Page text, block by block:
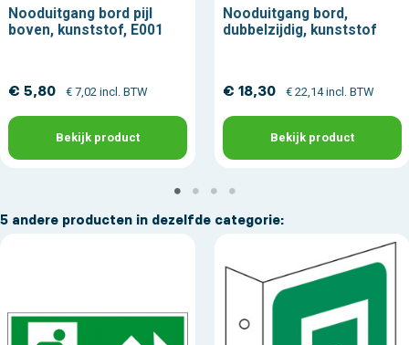
Nooduitgang bord pijl
boven, kunststof, E001
€ 5,80 € 7,02 incl. BTW
Bekijk product
Nooduitgang bord,
dubbelzijdig, kunststof
€ 18,30 € 22,14 incl. BTW
Bekijk product
5 andere producten in dezelfde categorie: